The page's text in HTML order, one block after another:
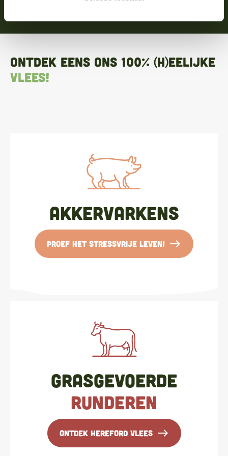
Ontdek eens ons 100% (h)eelijke
vlees!
Akkervarkens
Proef het stressvrije leven! east
Grasgevoerde
runderen
Ontdek hereford vlees east